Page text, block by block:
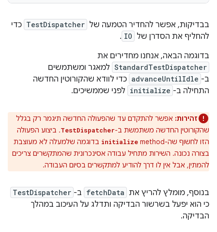
בבדיקות, אפשר להחדיר הטמעה של TestDispatcher כדי
להחליף את הסדרן של IO
.
בדוגמה הבאה, אנחנו מחדירים את
StandardTestDispatcher למאגר ומשתמשים
ב- advanceUntilIdle כדי לוודא שהקורוטין החדשה
התחילה ב- initialize לפני שממשיכים.
זהירות: אפשר להתקדם עד שהפעולה החדשה תיגמר רק בגלל
שהקורוטין החדשה משתמשת ב-TestDispatcher. ביצוע הפעולה
הזו לחשוף שה-method
initialize בדוגמה שלמעלה לא מעוצבת
בצורה נכונה. השירות מתחיל עבודה אסינכרונית שהמתקשרים צריכים
להמתין, אבל אין לו דרך להודיע למתקשרים בסיום העבודה.
בנוסף, מומלץ להריץ את fetchData ב- TestDispatcher
כי הוא יפעל בשרשור הבדיקה ותדלג על העיכוב במהלך
הבדיקה.